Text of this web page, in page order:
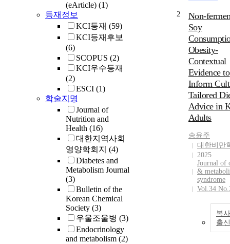
(eArticle) (1)
등재정보
KCI등재 (59)
KCI등재후보
(6)
SCOPUS (2)
KCI우수등재
(2)
ESCI (1)
학술지명
Journal of
Nutrition and
Health (16)
대한지역사회
영양학회지 (4)
Diabetes and
Metabolism Journal
(3)
Bulletin of the
Korean Chemical
Society (3)
우울조울병 (3)
Endocrinology
and metabolism (2)
2
Non-
Soy
Obesity-
Contextual
Evidence to
Inform
Tailored
Advice in
Adults
송윤주
대한비만
2025
Journal of
&
syndrome
Vol.34
복
출